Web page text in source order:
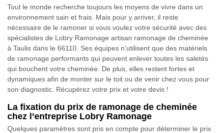
Tout le monde recherche toujours les moyens de vivre dans un
environnement sain et frais. Mais pour y arriver, il reste
nécessaire de le ramoner si vous voulez votre sécurité avec des
spécialistes de Lobry Ramonage artisan ramonage de cheminée
à Taulis dans le 66110. Ses équipes n’utilisent que des matériels
de ramonage performants qui peuvent enlever toutes les saletés
qui bouchent votre cheminée. De plus, elles restent fortes et
dynamiques afin de monter sur le toit ou de venir chez vous pour
son diagnostic. Récupérez votre prix et votre devis !
La fixation du prix de ramonage de cheminée
chez l’entreprise Lobry Ramonage
Quelques paramètres sont pris en compte pour déterminer le prix